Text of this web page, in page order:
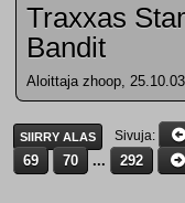
Traxxas
Bandit
Aloittaja zhoop,
SIIRRY ALAS Sivuja
69
70 ... 292